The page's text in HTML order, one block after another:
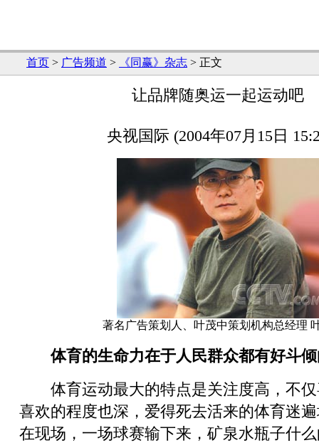
首页 > 广告频道 > 《同赢》杂志 > 正文
让品牌随奥运一起运动吧
央视国际 (2004年07月15日
著名广告策划人、叶茂中策划机构总经理
体育的生命力在于人民群众都有好斗
体育运动最大的特点是关注度高，不仅
喜欢的程度也深，爱得死去活来的体育迷
在现场，一场球赛输下来，矿泉水瓶子什